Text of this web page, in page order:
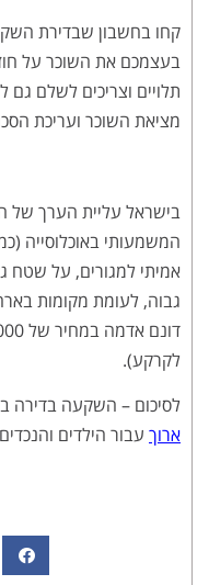
קחו בחשבון שבדירת
בעצמכם את השוכר על
תלויים וצריכים לשלם גם
מציאת השוכר ועריכת
בישראל עליית הערך של
אמיתי למגורים, על שטח
גבוה, לעומת מקומות
לקרקע).
לסיכום – השקעה בדירה
ארוך עבור הילדים